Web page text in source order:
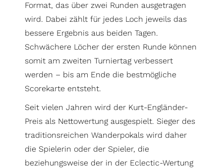
Format, das über zwei Runden ausgetragen
wird. Dabei zählt für jedes Loch jeweils das
bessere Ergebnis aus beiden Tagen.
Schwächere Löcher der ersten Runde können
somit am zweiten Turniertag verbessert
werden – bis am Ende die bestmögliche
Scorekarte entsteht.
Seit vielen Jahren wird der Kurt-Engländer-
Preis als Nettowertung ausgespielt. Sieger des
traditionsreichen Wanderpokals wird daher
die Spielerin oder der Spieler, die
beziehungsweise der in der Eclectic-Wertung